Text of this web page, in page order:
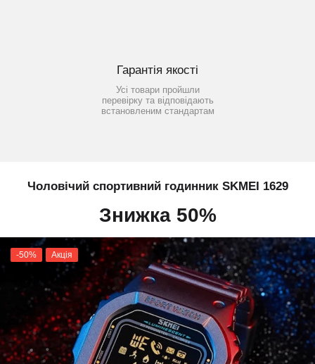
Гарантія якості
Усі товари пройшли
перевірку та відповідають
встановленим стандартам
Чоловічий спортивний годинник SKMEI 1629
Знижка 50%
-50% Акція